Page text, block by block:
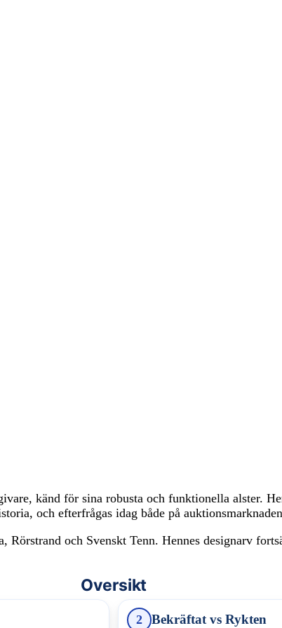
känd för sina robusta och funktionella alster.
och efterfrågas idag både på
Rörstrand och Svenskt Tenn. Hennes designarv
Oversikt
2 Bekräftat vs Rykten